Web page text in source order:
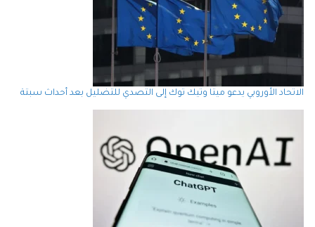
الاتحاد الأوروبي يدعو ميتا وتيك توك إلى التصدي للتضليل بعد أحداث سبتة